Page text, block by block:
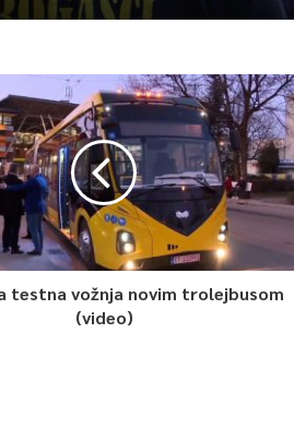
testna vožnja novim trolejbusom
(video)